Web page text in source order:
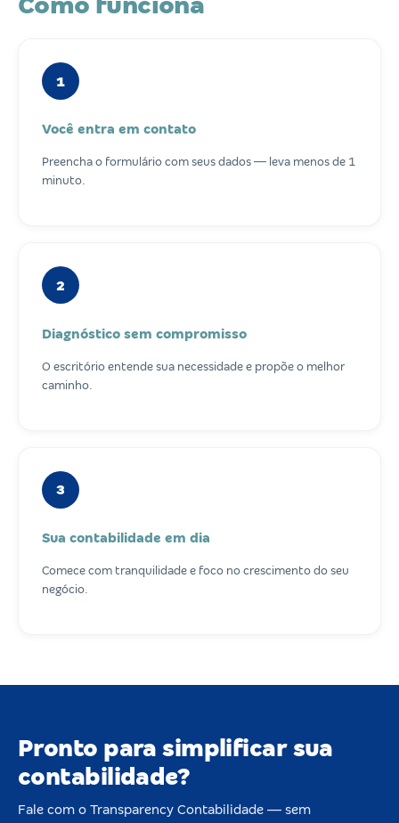
1
Você entra em contato
Preencha o formulário com seus dados — leva menos de 1
minuto.
2
Diagnóstico sem compromisso
O escritório entende sua necessidade e propõe o melhor
caminho.
3
Sua contabilidade em dia
Comece com tranquilidade e foco no crescimento do seu
negócio.
Pronto para simplificar sua
contabilidade?
Fale com o Transparency Contabilidade — sem